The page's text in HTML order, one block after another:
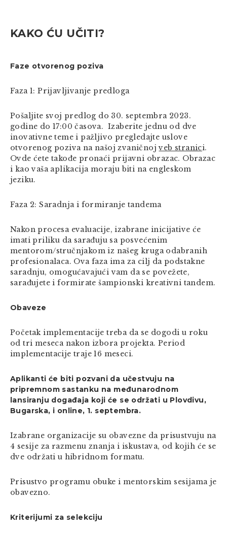
KAKO ĆU UČITI?
Faze otvorenog poziva
Faza 1: Prijavljivanje predloga
Pošaljite svoj predlog do 30. septembra 2023.
godine do 17:00 časova. Izaberite jednu od dve
inovativne teme i pažljivo pregledajte uslove
otvorenog poziva na našoj zvaničnojveb stranici.
Ovde ćete takođe pronaći prijavni obrazac. Obrazac
i kao vaša aplikacija moraju biti na engleskom
jeziku.
Faza 2: Saradnja i formiranje tandema
Nakon procesa evaluacije, izabrane inicijative će
imati priliku da sarađuju sa posvećenim
mentorom/stručnjakom iz našeg kruga odabranih
profesionalaca. Ova faza ima za cilj da podstakne
saradnju, omogućavajući vam da se povežete,
sarađujete i formirate šampionski kreativni tandem.
Obaveze
Početak implementacije treba da se dogodi u roku
od tri meseca nakon izbora projekta. Period
implementacije traje 16 meseci.
Aplikanti će biti pozvani da učestvuju na
pripremnom sastanku na međunarodnom
lansiranju događaja koji će se održati u Plovdivu,
Bugarska, i online, 1. septembra.
Izabrane organizacije su obavezne da prisustvuju na
4 sesije za razmenu znanja i iskustava, od kojih će se
dve održati u hibridnom formatu.
Prisustvo programu obuke i mentorskim sesijama je
obavezno.
Kriterijumi za selekciju